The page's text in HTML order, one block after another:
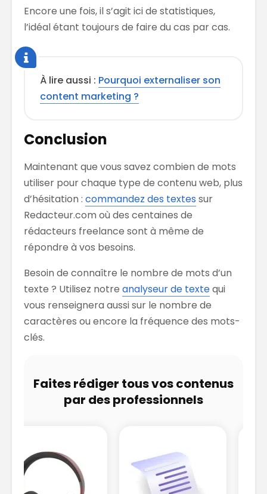
Encore une fois, il s’agit ici de statistiques,
l’idéal étant toujours de faire du cas par cas.
À lire aussi : Pourquoi externaliser son
content marketing ?
Conclusion
Maintenant que vous savez combien de mots
utiliser pour chaque type de contenu web, plus
d’hésitation : commandez des textes sur
Redacteur.com où des centaines de
rédacteurs freelance sont à même de
répondre à vos besoins.
Besoin de connaître le nombre de mots d’un
texte ? Utilisez notre analyseur de textequi
vous renseignera aussi sur le nombre de
caractères ou encore la fréquence des mots-
clés.
Faites rédiger tous vos contenus
par des professionnels